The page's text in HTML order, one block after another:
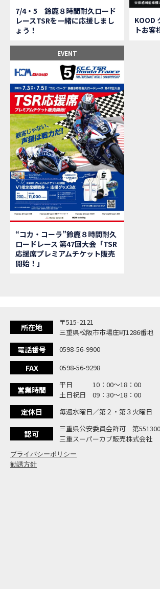
7/4・5 鈴鹿８時間耐久ロード
レースTSRを一緒に応援しまし
ょう！
KOOD
トお客
EVENT
“コカ・コーラ”鈴鹿８時間耐久
ロードレース 第47回大会「TSR
応援席プレミアムチケット販売
開始！」
所在地
〒515-2121
三重県松阪市市場庄町1286番地
電話番号 0598-56-9900
FAX 0598-56-9298
営業時間
平日 10：00〜18：00
土日祝日 09：30〜18：00
定休日 毎週水曜日／第２・第３火曜日
認可
三重県公安委員会許可 第
三重スーパーカブ販売株式会社
プライバシーポリシー
勧誘方針